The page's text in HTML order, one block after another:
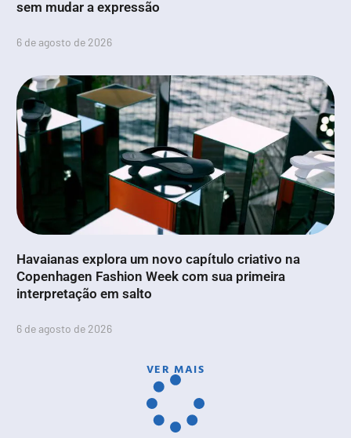
sem mudar a expressão
6 de agosto de 2026
Havaianas explora um novo capítulo criativo na
Copenhagen Fashion Week com sua primeira
interpretação em salto
6 de agosto de 2026
VER MAIS